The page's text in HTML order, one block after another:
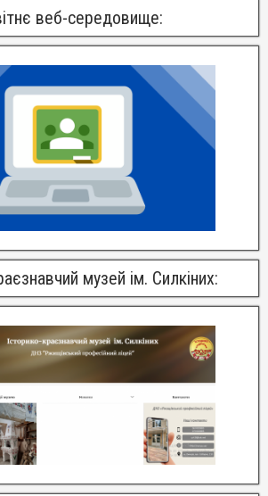
веб-середовище:
музей ім. Силкіних: